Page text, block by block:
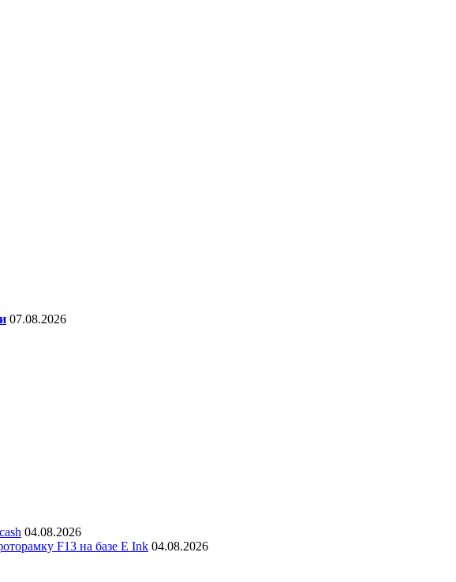
07.08.2026
04.08.2026
F13 на базе E Ink 04.08.2026